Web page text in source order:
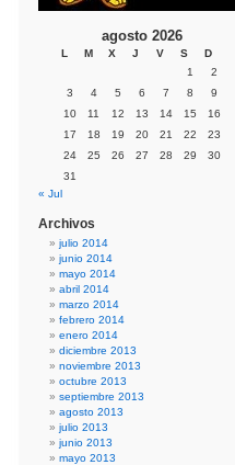
agosto 2026
L M X J V S
D
1
2
3
4 5 6 7 8
9
10
11 12 13 14 15
16
17
18 19 20 21 22
23
24
25 26 27 28 29
30
31
« Jul
Archivos
julio 2014
junio 2014
mayo 2014
abril 2014
marzo 2014
febrero 2014
enero 2014
diciembre 2013
noviembre 2013
octubre 2013
septiembre 2013
agosto 2013
julio 2013
junio 2013
mayo 2013